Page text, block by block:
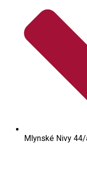
Mlynské Nivy 44/